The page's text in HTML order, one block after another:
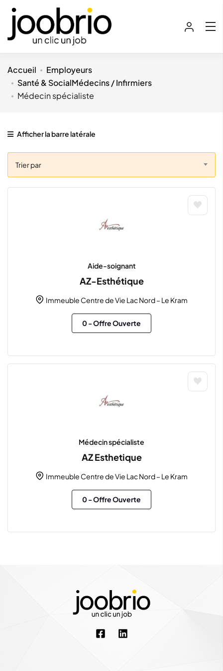
Accueil
Employeurs
Santé & SocialMédecins / Infirmiers
Médecin spécialiste
Afficher la barre latérale
Trier par
Aide-soignant
AZ-Esthétique
Immeuble Centre de Vie Lac Nord – Le Kram
0- Offre Ouverte
Médecin spécialiste
AZ Esthetique
Immeuble Centre de Vie Lac Nord – Le Kram
0- Offre Ouverte